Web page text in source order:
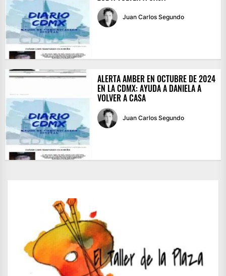
Juan Carlos Segundo
ALERTA AMBER EN OCTUBRE DE 2024
EN LA CDMX: AYUDA A DANIELA A
VOLVER A CASA
Juan Carlos Segundo